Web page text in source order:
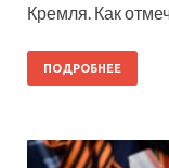
Кремля. Как
ПОДРОБНЕЕ